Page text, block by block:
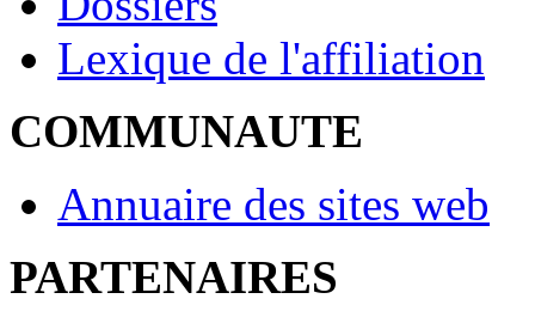
Lexique de l'affiliation
COMMUNAUTE
Annuaire des sites web
PARTENAIRES